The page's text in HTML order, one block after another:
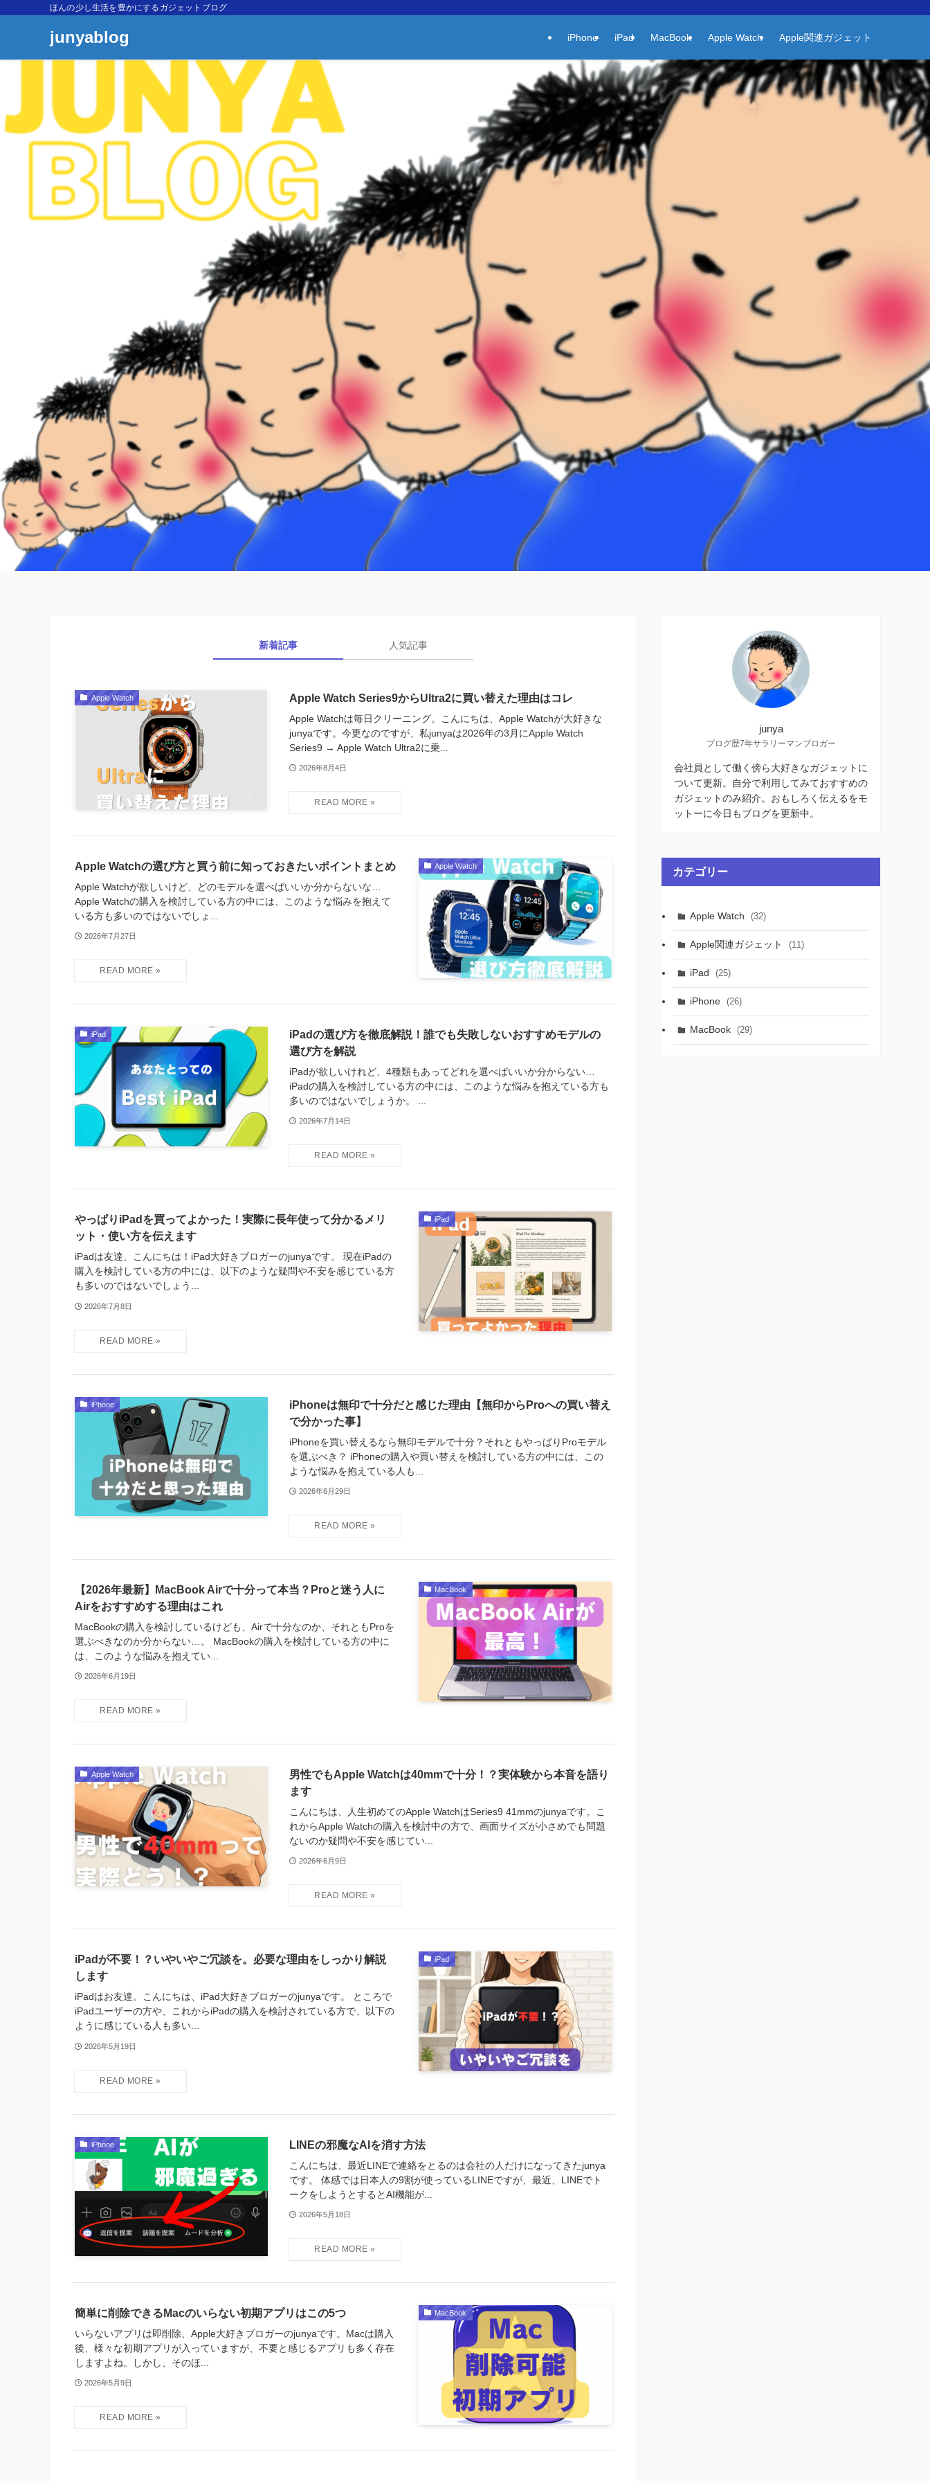
ほんの少し生活を豊かにするガジェットブログ
junyablog iPhone iPad MacBook Apple Watch Apple関連ガジェット
新着記事 人気記事
Apple Watch Apple Watch Series9からUltra2に買い替えた理由はコレ
Apple Watchは毎日クリーニング。こんにちは、Apple Watchが大好きな
junyaです。今更なのですが、私junyaは2026年の3月にApple Watch
Series9 → Apple Watch Ultra2に乗...
2026年8月4日
Apple Watch
Apple Watchの選び方と買う前に知っておきたいポイントまとめ
Apple Watchが欲しいけど、どのモデルを選べばいいか分からないな…
Apple Watchの購入を検討している方の中には、このような悩みを抱えて
いる方も多いのではないでしょ...
2026年7月27日
iPad
iPadの選び方を徹底解説！誰でも失敗しないおすすめモデルの
選び方を解説
iPadが欲しいけれど、4種類もあってどれを選べばいいか分からない…
iPadの購入を検討している方の中には、このような悩みを抱えている方も
多いのではないでしょうか。 ...
2026年7月14日
iPad
やっぱりiPadを買ってよかった！実際に長年使って分かるメリ
ット・使い方を伝えます
iPadは友達、こんにちは！iPad大好きブロガーのjunyaです。 現在iPadの
購入を検討している方の中には、以下のような疑問や不安を感じている方
も多いのではないでしょう...
2026年7月8日
iPhone
iPhoneは無印で十分だと感じた理由【無印からProへの買い替え
で分かった事】
iPhoneを買い替えるなら無印モデルで十分？それともやっぱりProモデル
を選ぶべき？ iPhoneの購入や買い替えを検討している方の中には、この
ような悩みを抱えている人も...
2026年6月29日
MacBook
【2026年最新】MacBook Airで十分って本当？Proと迷う人に
Airをおすすめする理由はこれ
MacBookの購入を検討しているけども、Airで十分なのか、それともProを
選ぶべきなのか分からない…。 MacBookの購入を検討している方の中に
は、このような悩みを抱えてい...
2026年6月19日
Apple Watch
男性でもApple Watchは40mmで十分！？実体験から本音を語り
ます
こんにちは、人生初めてのApple WatchはSeries9 41mmのjunyaです。こ
れからApple Watchの購入を検討中の方で、画面サイズが小さめでも問題
ないのか疑問や不安を感じてい...
2026年6月9日
iPad
iPadが不要！？いやいやご冗談を。必要な理由をしっかり解説
します
iPadはお友達。こんにちは、iPad大好きブロガーのjunyaです。 ところで
iPadユーザーの方や、これからiPadの購入を検討されている方で、以下の
ように感じている人も多い...
2026年5月19日
iPhone LINEの邪魔なAIを消す方法
こんにちは、最近LINEで連絡をとるのは会社の人だけになってきたjunya
です。 体感では日本人の9割が使っているLINEですが、最近、LINEでト
ークをしようとするとAI機能が...
2026年5月18日
MacBook
簡単に削除できるMacのいらない初期アプリはこの5つ
いらないアプリは即削除、Apple大好きブロガーのjunyaです。Macは購入
後、様々な初期アプリが入っていますが、不要と感じるアプリも多く存在
しますよね。しかし、そのほ...
2026年5月9日
junya
ブログ歴7年サラリーマンブロガー
会社員として働く傍ら大好きなガジェットに
ついて更新。自分で利用してみておすすめの
ガジェットのみ紹介。おもしろく伝えるをモ
ットーに今日もブログを更新中。
カテゴリー
Apple Watch (32)
Apple関連ガジェット (11)
iPad (25)
iPhone (26)
MacBook (29)